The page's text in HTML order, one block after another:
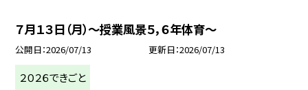
７月１３日（月）～授業風景５，６年体育～
公開日 2026/07/13 更新日 2026/07/13
２０２６できごと